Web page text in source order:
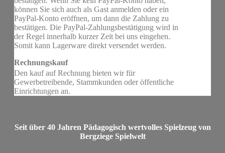
können Sie sich auch als Gast anmelden oder ein
PayPal-Konto eröffnen, um dann die Zahlung zu
bestätigen. Die PayPal-Zahlungsbestätigung wird in
der Regel innerhalb kurzer Zeit bei uns eingehen.
Somit kann Lagerware direkt versendet werden.
Rechnungskauf
Den kauf auf Rechnung bieten wir für
Gewerbetreibende, Stammkunden oder öffentliche
Einrichtungen an.
Seit über 40 Jahren Pädagogisch wertvolles Spielzeug von
Bergziege Spielwelt